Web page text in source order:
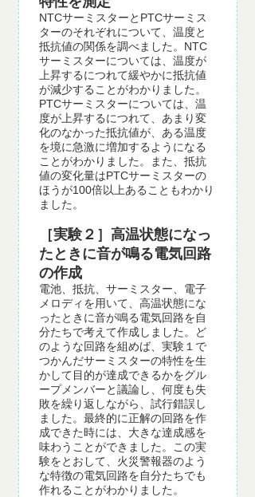
NTCサーミスターとPTCサーミス
ターのそれぞれについて、温度と
抵抗値の関係を調べました。NTC
サーミスターについては、温度が
上昇するにつれて緩やかに抵抗値
が減少することがわかりました。
PTCサーミスターについては、温
度が上昇するにつれて、あまり変
化のなかった抵抗値が、ある温度
を境に急激に増加するようになる
ことがわかりました。また、抵抗
値の変化量はPTCサーミスターの
ほうが100倍以上あることもわかり
ました。
［実験２］高温状態になっ
たときに音が鳴る電気回路
の作成
電池、抵抗、サーミスター、電子
メロディを用いて、高温状態にな
ったときに音が鳴る電気回路を自
分たちで考えて作成しました。ど
のような回路を組めば、実験１で
つかんだサーミスターの特性を生
かして目的が達成できるかをグル
ープメンバーと議論し、何度も失
敗を繰り返しながら、試行錯誤し
ました。最終的に正解の回路を作
成できた時には、大きな達成感を
味わうことができました。この実
験をとおして、火災警報器のよう
な特徴の電気回路を自分たちでも
作れることがわかりました。